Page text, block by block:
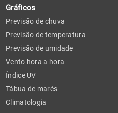
Gráficos
Previsão de chuva
Previsão de temperatura
Previsão de umidade
Vento hora a hora
Índice UV
Tábua de marés
Climatologia